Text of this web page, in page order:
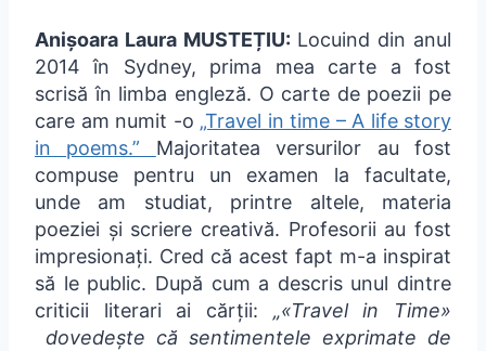
Anișoara Laura MUSTEȚIU: Locuind din anul
2014 în Sydney, prima mea carte a fost
scrisă în limba engleză. O carte de poezii pe
care am numit -o „Travel in time – A life story
in poems.” Majoritatea versurilor au fost
compuse pentru un examen la facultate,
unde am studiat, printre altele, materia
poeziei și scriere creativă. Profesorii au fost
impresionați. Cred că acest fapt m-a inspirat
să le public. După cum a descris unul dintre
criticii literari ai cărții: „«Travel in Time»
dovedește că sentimentele exprimate de